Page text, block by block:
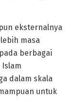
eksternalnya
masa
berbagai
dalam skala
untuk